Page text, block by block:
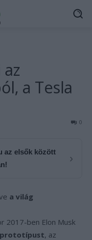
a Tesla
0
az elsők között
›
a világ
2017-ben Elon Musk
prototípust, az